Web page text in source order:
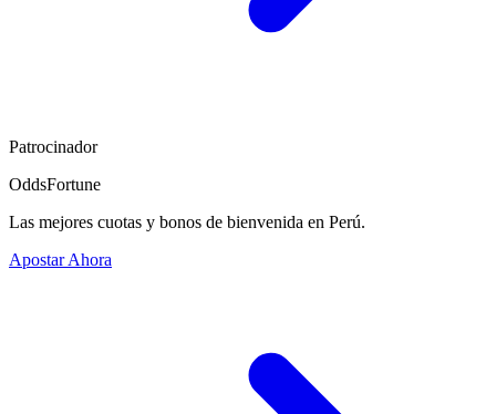
Patrocinador
OddsFortune
Las mejores cuotas y bonos de bienvenida en Perú.
Apostar Ahora